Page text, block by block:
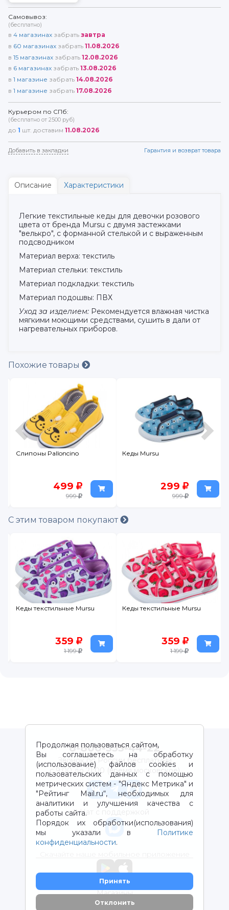
Самовывоз:
(бесплатно)
в 4 магазинах забрать завтра
в 60 магазинах забрать 11.08.2026
в 15 магазинах забрать 12.08.2026
в 6 магазинах забрать 13.08.2026
в 1 магазине забрать 14.08.2026
в 1 магазине забрать 17.08.2026
Курьером по СПб:
(бесплатно от 2500 руб)
до 1 шт. доставим 11.08.2026
Добавить в закладки Гарантия и возврат товара
Описание Характеристики
Легкие текстильные кеды для девочки розового
цвета от бренда Mursu с двумя застежками
"велькро", с форманной стелькой и с выраженным
подсводником
Материал верха: текстиль
Материал стельки: текстиль
Материал подкладки: текстиль
Материал подошвы: ПВХ
Уход за изделием: Рекомендуется влажная чистка
мягкими моющими средствами, сушить в дали от
нагревательных приборов.
Похожие товары
Слипоны Palloncino
499
999
Кеды Mursu
299
999
С этим товаром покупают
Кеды текстильные Mursu
359
1 199
Кеды текстильные Mursu
359
1 199
Продолжая пользоваться сайтом,
Вы соглашаетесь на обработку
(использование) файлов cookies и
пользовательских данных с помощью
метрических систем - "Яндекс Метрика" и
"Рейтинг Mail.ru“, необходимых для
аналитики и улучшения качества с
работы сайта.
Порядок их обработки(использования)
мы указали в
Политике
конфиденциальности.
Принять
Отклонить
8-800-333-44-22
Звонок по России бесплатный
с 9:00 до 21:00 (время московское)
Чат с поддержкой
Магазины